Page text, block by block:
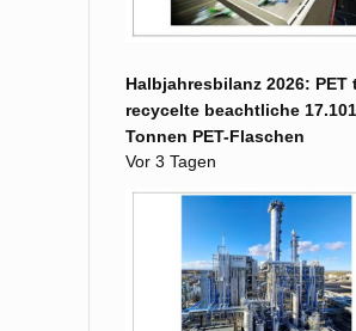
Halbjahresbilanz 2026: PET
recycelte beachtliche 17.101
Tonnen PET-Flaschen
Vor 3 Tagen